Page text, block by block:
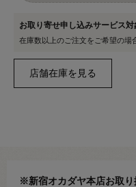
お取り寄せ申し込みサービス
在庫数以上のご注文をご希望の場
※新宿オカダヤ本店お取